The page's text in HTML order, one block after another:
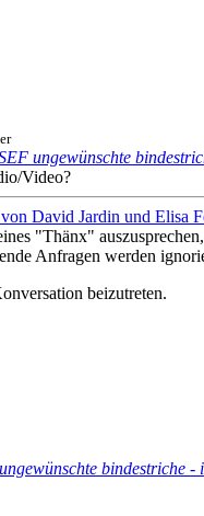
ungewünschte
Video?
David Jardin und Elisa
"Thänx"
Anfragen werden
beizutreten.
bindestriche -